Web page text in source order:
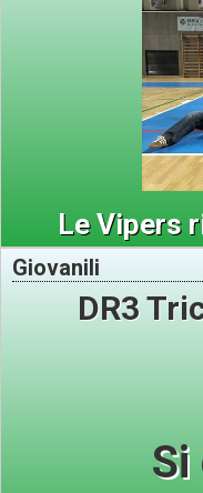
Le Vipers
Giovanili
DR3
Si